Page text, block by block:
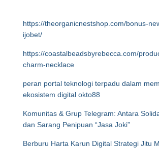
https://theorganicnestshop.com/bonus-
ijobet/
https://coastalbeadsbyrebecca.com/
charm-necklace
peran portal teknologi terpadu dalam
ekosistem digital okto88
Komunitas & Grup Telegram: Antara
dan Sarang Penipuan “Jasa Joki”
Berburu Harta Karun Digital Strategi Jitu